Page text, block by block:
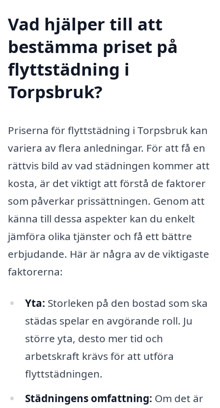
Vad hjälper till att
bestämma priset på
flyttstädning i
Torpsbruk?
Priserna för flyttstädning i Torpsbruk kan
variera av flera anledningar. För att få en
rättvis bild av vad städningen kommer att
kosta, är det viktigt att förstå de faktorer
som påverkar prissättningen. Genom att
känna till dessa aspekter kan du enkelt
jämföra olika tjänster och få ett bättre
erbjudande. Här är några av de viktigaste
faktorerna:
Yta: Storleken på den bostad som ska
städas spelar en avgörande roll. Ju
större yta, desto mer tid och
arbetskraft krävs för att utföra
flyttstädningen.
Städningens omfattning: Om det är